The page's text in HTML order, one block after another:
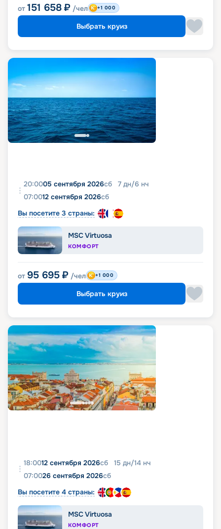
от 151 658 ₽ /чел +1 000
Выбрать круиз
20:0005 сентября 2026сб 7 дн/6 нч
07:0012 сентября 2026сб
Вы посетите 3 страны:
MSC Virtuosa
КОМФОРТ
от 95 695 ₽ /чел +1 000
Выбрать круиз
18:0012 сентября 2026сб 15 дн/14 нч
07:0026 сентября 2026сб
Вы посетите 4 страны:
MSC Virtuosa
КОМФОРТ